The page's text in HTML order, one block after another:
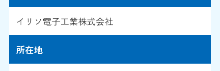
イリソ電子工業株式会社
所在地